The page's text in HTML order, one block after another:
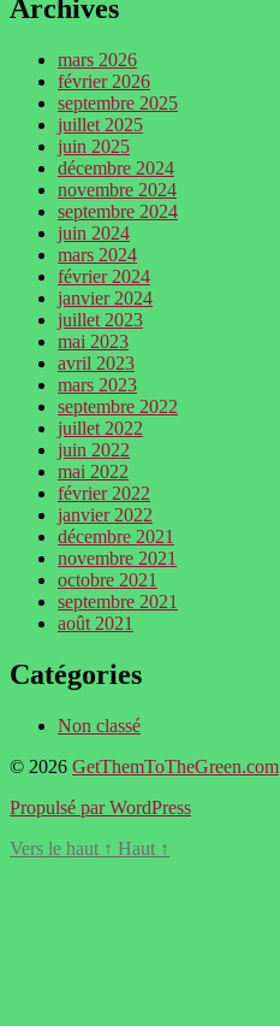
Archives
mars 2026
février 2026
septembre 2025
juillet 2025
juin 2025
décembre 2024
novembre 2024
septembre 2024
juin 2024
mars 2024
février 2024
janvier 2024
juillet 2023
mai 2023
avril 2023
mars 2023
septembre 2022
juillet 2022
juin 2022
mai 2022
février 2022
janvier 2022
décembre 2021
novembre 2021
octobre 2021
septembre 2021
août 2021
Catégories
Non classé
© 2026 GetThemToTheGreen.com
Propulsé par WordPress
Vers le haut ↑ Haut ↑